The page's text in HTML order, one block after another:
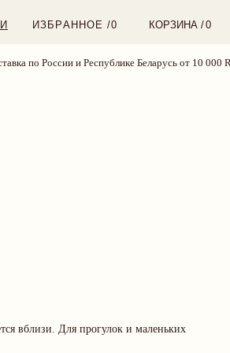
по России и Республике Беларусь от 10 000 RUB
/ КОРЗИНА /0
вблизи. Для прогулок и маленьких